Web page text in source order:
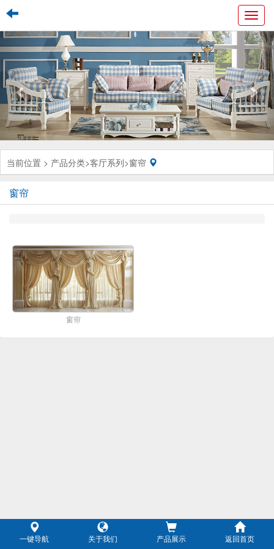
当前位置 > 产品分类>客厅系列>窗帘
窗帘
窗帘
一键导航 关于我们 产品展示 返回首页